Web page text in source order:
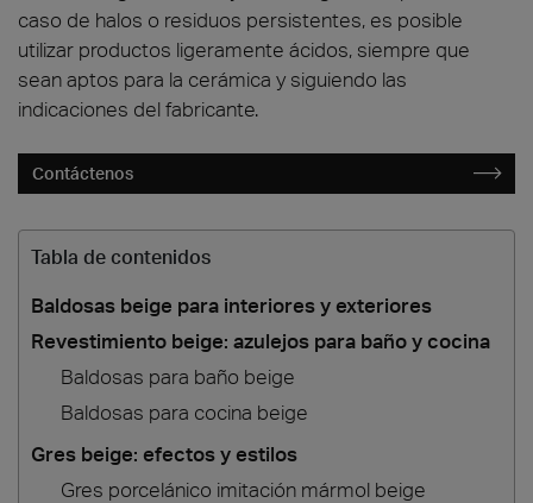
caso de halos o residuos persistentes, es posible
utilizar productos ligeramente ácidos, siempre que
sean aptos para la cerámica y siguiendo las
indicaciones del fabricante.
Contáctenos
Tabla de contenidos
Baldosas beige para interiores y exteriores
Revestimiento beige: azulejos para baño y cocina
Baldosas para baño beige
Baldosas para cocina beige
Gres beige: efectos y estilos
Gres porcelánico imitación mármol beige